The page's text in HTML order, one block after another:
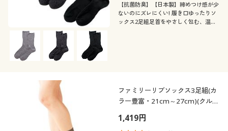
【抗菌防臭】【日本製】締めつけ感が少
ないのにズレにくい! 履き口ゆったりソ
ックス2足組足首をやさしく包む、温か
ファミリーリブソックス3足組(カ
ラー豊富・21cm～27cm)(クルー
1,419円